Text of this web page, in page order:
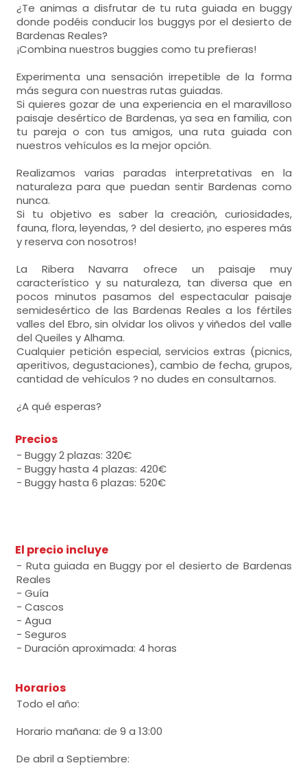
¿Te animas a disfrutar de tu ruta guiada en buggy
donde podéis conducir los buggys por el desierto de
Bardenas Reales?
¡Combina nuestros buggies como tu prefieras!
Experimenta una sensación irrepetible de la forma
más segura con nuestras rutas guiadas.
Si quieres gozar de una experiencia en el maravilloso
paisaje desértico de Bardenas, ya sea en familia, con
tu pareja o con tus amigos, una ruta guiada con
nuestros vehículos es la mejor opción.
Realizamos varias paradas interpretativas en la
naturaleza para que puedan sentir Bardenas como
nunca.
Si tu objetivo es saber la creación, curiosidades,
fauna, flora, leyendas, ? del desierto, ¡no esperes más
y reserva con nosotros!
La Ribera Navarra ofrece un paisaje muy
característico y su naturaleza, tan diversa que en
pocos minutos pasamos del espectacular paisaje
semidesértico de las Bardenas Reales a los fértiles
valles del Ebro, sin olvidar los olivos y viñedos del valle
del Queiles y Alhama.
Cualquier petición especial, servicios extras (picnics,
aperitivos, degustaciones), cambio de fecha, grupos,
cantidad de vehículos ? no dudes en consultarnos.
¿A qué esperas?
Precios
- Buggy 2 plazas: 320€
- Buggy hasta 4 plazas: 420€
- Buggy hasta 6 plazas: 520€
El precio incluye
- Ruta guiada en Buggy por el desierto de Bardenas
Reales
- Guía
- Cascos
- Agua
- Seguros
- Duración aproximada: 4 horas
Horarios
Todo el año:
Horario mañana: de 9 a 13:00
De abril a Septiembre: